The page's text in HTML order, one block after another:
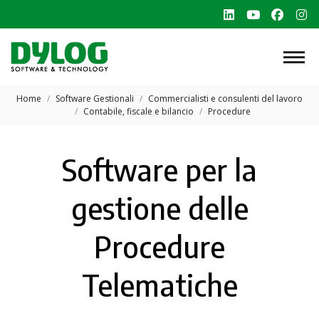
Linkedin
new
YouTube
opens
new
opens
new
Tu sei qui:
Home Software Gestionali
Commercialisti e consulenti del lavoro
Contabile, fiscale e bilancio
Procedure
Software per la
gestione delle
Procedure
Telematiche